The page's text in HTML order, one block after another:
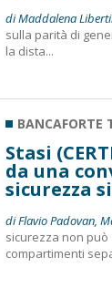
di Maddalena
sulla parità di
la dista...
BANCAFORTE
Stasi
da una
sicurezza
di Flavio Padovan,
sicurezza non
compartimenti